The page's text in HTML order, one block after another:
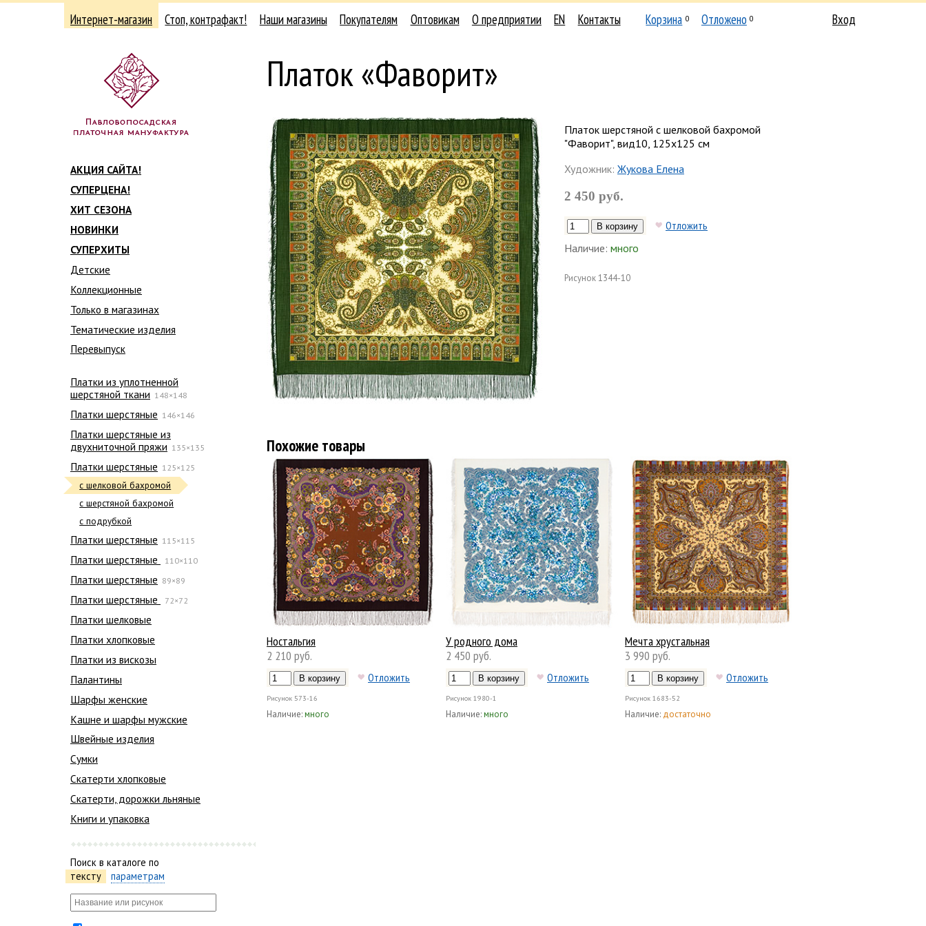
Интернет-магазин Стоп, контрафакт! Наши магазины Покупателям Оптовикам О предприятии EN Контакты Корзина 0 Отложено 0 Вход
АКЦИЯ САЙТА!
СУПЕРЦЕНА!
ХИТ СЕЗОНА
НОВИНКИ
СУПЕРХИТЫ
Детские
Коллекционные
Только в магазинах
Тематические изделия
Перевыпуск
Платки из уплотненной
шерстяной ткани 148×148
Платки шерстяные 146×146
Платки шерстяные из
двухниточной пряжи 135×135
Платки шерстяные 125×125
с шелковой бахромой
с шерстяной бахромой
с подрубкой
Платки шерстяные 115×115
Платки шерстяные 110×110
Платки шерстяные 89×89
Платки шерстяные 72×72
Платки шелковые
Платки хлопковые
Платки из вискозы
Палантины
Шарфы женские
Кашне и шарфы мужские
Швейные изделия
Сумки
Скатерти хлопковые
Скатерти, дорожки льняные
Книги и упаковка
Поиск в каталоге по
тексту
параметрам
Платок «Фаворит»
Платок шерстяной с шелковой бахромой
"Фаворит", вид10, 125х125 см
Художник: Жукова Елена
2 450 руб.
Отложить
Наличие: много
Рисунок1344-10
Похожие товары
Ностальгия
2 210 руб.
Отложить
Рисунок 573-16
Наличие:много
У родного дома
2 450 руб.
Отложить
Рисунок 1980-1
Наличие:много
Мечта хрустальная
3 990 руб.
Отложить
Рисунок 1683-52
Наличие: достаточно